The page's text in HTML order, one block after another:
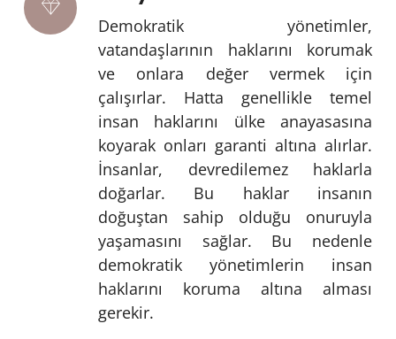
Demokratik yönetimler,
vatandaşlarının haklarını korumak
ve onlara değer vermek için
çalışırlar. Hatta genellikle temel
insan haklarını ülke anayasasına
koyarak onları garanti altına alırlar.
İnsanlar, devredilemez haklarla
doğarlar. Bu haklar insanın
doğuştan sahip olduğu onuruyla
yaşamasını sağlar. Bu nedenle
demokratik yönetimlerin insan
haklarını koruma altına alması
gerekir.